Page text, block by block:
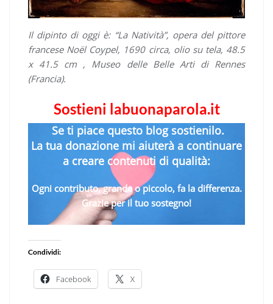
Il dipinto di oggi è: “La Natività”, opera del pittore
francese Noël Coypel, 1690 circa, olio su tela, 48.5
x 41.5 cm , Museo delle Belle Arti di Rennes
(Francia).
Sostieni labuonaparola.it
Se ti piace questo blog sostienilo.
La tua donazione mi aiuterà a continuare
a creare contenuti di qualità:
Ogni contributo, grande o piccolo, fa la differenza.
Grazie per il tuo sostegno!
Condividi:
Facebook X